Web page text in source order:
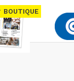
BOUTIQUE